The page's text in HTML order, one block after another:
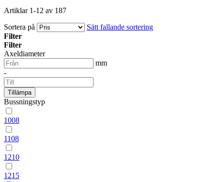
Artiklar 1-12 av 187
Sortera på
Sätt fallande sortering
Filter
Filter
Axeldiameter
mm
-
Tillämpa
Bussningstyp
1008
1108
1210
1215